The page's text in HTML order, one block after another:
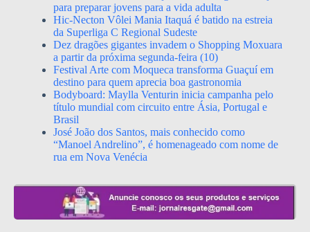
para preparar jovens para a vida adulta
Hic-Necton Vôlei Mania Itaquá é batido na estreia
da Superliga C Regional Sudeste
Dez dragões gigantes invadem o Shopping Moxuara
a partir da próxima segunda-feira (10)
Festival Arte com Moqueca transforma Guaçuí em
destino para quem aprecia boa gastronomia
Bodyboard: Maylla Venturin inicia campanha pelo
título mundial com circuito entre Ásia, Portugal e
Brasil
José João dos Santos, mais conhecido como
“Manoel Andrelino”, é homenageado com nome de
rua em Nova Venécia